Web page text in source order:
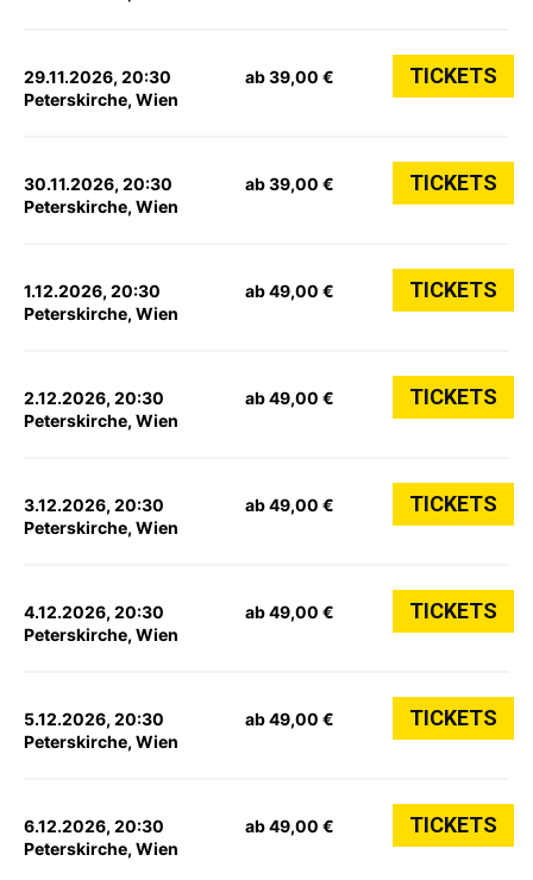
29.11.2026, 20:30
Peterskirche, Wien
ab 39,00 € TICKETS
30.11.2026, 20:30
Peterskirche, Wien
ab 39,00 € TICKETS
1.12.2026, 20:30
Peterskirche, Wien
ab 49,00 € TICKETS
2.12.2026, 20:30
Peterskirche, Wien
ab 49,00 € TICKETS
3.12.2026, 20:30
Peterskirche, Wien
ab 49,00 € TICKETS
4.12.2026, 20:30
Peterskirche, Wien
ab 49,00 € TICKETS
5.12.2026, 20:30
Peterskirche, Wien
ab 49,00 € TICKETS
6.12.2026, 20:30
Peterskirche, Wien
ab 49,00 € TICKETS